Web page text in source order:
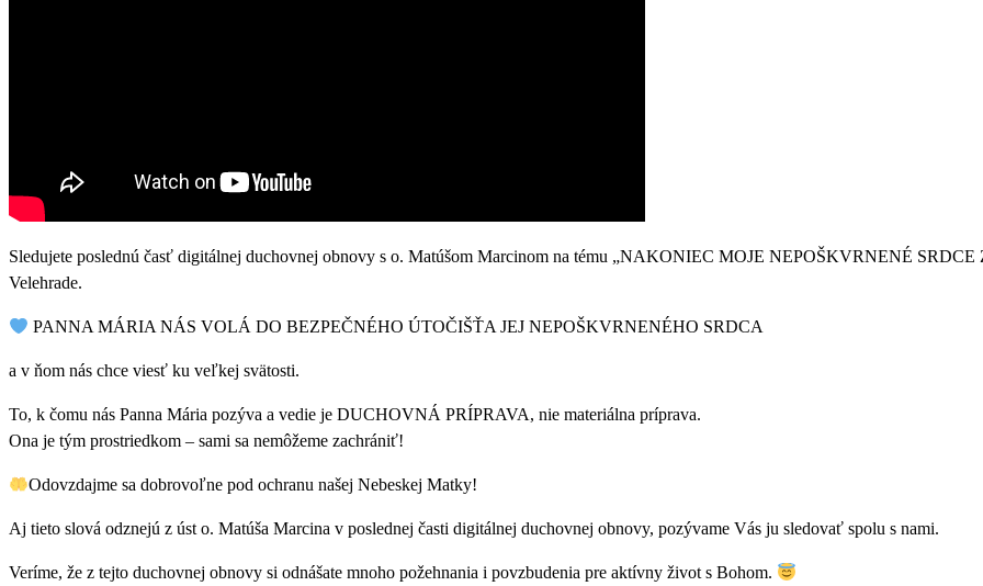
Sledujete poslednú časť digitálnej duchovnej obnovy s o. Matúšom Marcinom na tému „NAKONIEC MOJE NEPOŠKVRNENÉ
Velehrade.
PANNA MÁRIA NÁS VOLÁ DO BEZPEČNÉHO ÚTOČIŠŤA JEJ NEPOŠKVRNENÉHO SRDCA
a v ňom nás chce viesť ku veľkej svätosti.
To, k čomu nás Panna Mária pozýva a vedie je DUCHOVNÁ PRÍPRAVA, nie materiálna príprava.
Ona je tým prostriedkom – sami sa nemôžeme zachrániť!
Odovzdajme sa dobrovoľne pod ochranu našej Nebeskej Matky!
Aj tieto slová odznejú z úst o. Matúša Marcina v poslednej časti digitálnej duchovnej obnovy, pozývame Vás ju sledovať spolu s nami.
Veríme, že z tejto duchovnej obnovy si odnášate mnoho požehnania i povzbudenia pre aktívny život s Bohom.